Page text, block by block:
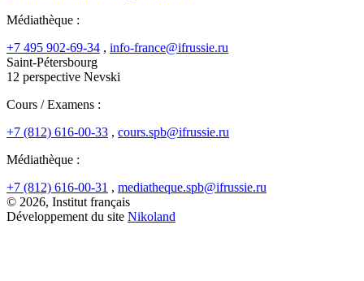
Médiathèque :
+7 495 902-69-34 , info-france@ifrussie.ru
Saint-Pétersbourg
12 perspective Nevski
Cours / Examens :
+7 (812) 616-00-33 , cours.spb@ifrussie.ru
Médiathèque :
+7 (812) 616-00-31 , mediatheque.spb@ifrussie.ru
© 2026, Institut français
Développement du site Nikoland